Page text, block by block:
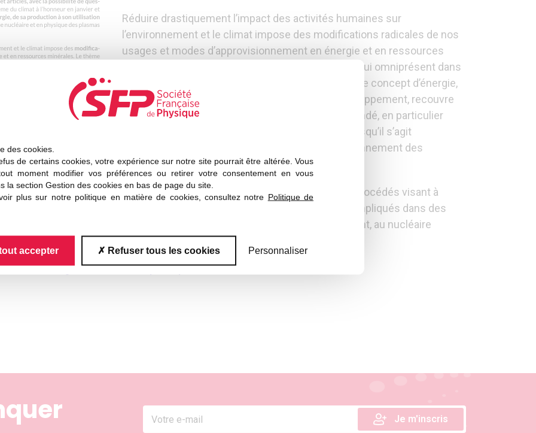
des cookies.
de certains cookies, votre expérience sur notre site pourrait être altérée. Vous
moment modifier vos préférences ou retirer votre consentement en vous
la section Gestion des cookies en bas de page du site.
plus sur notre politique en matière de cookies, consultez notre Politique de
accepter Refuser tous les cookies Personnaliser
Réduire drastiquement l’impact des activités humaines sur
l’environnement et le climat impose des modifications radicales de nos
usages et modes d’approvisionnement en énergie et en ressources
minérales. Le thème de l’énergie est ainsi aujourd’hui omniprésent dans
les médias et dans le champ politique. Cependant le concept d’énergie,
central en physique et dans l’histoire de son développement, recouvre
une réalité multiforme : il est souvent mal appréhendé, en particulier
pour ce qui concerne les ordres de grandeur, et lorsqu’il s’agit
d’estimation de besoins en relation avec le fonctionnement des
sociétés et l’économie.
production, de conversion, d’utilisation, et de stockage, ainsi que sur les procédés visant à
cruciale. De nombreux collègues physiciens … et chimistes sont très impliqués dans des
allant des énergies renouvelables, solaire photovoltaïque notamment, au nucléaire